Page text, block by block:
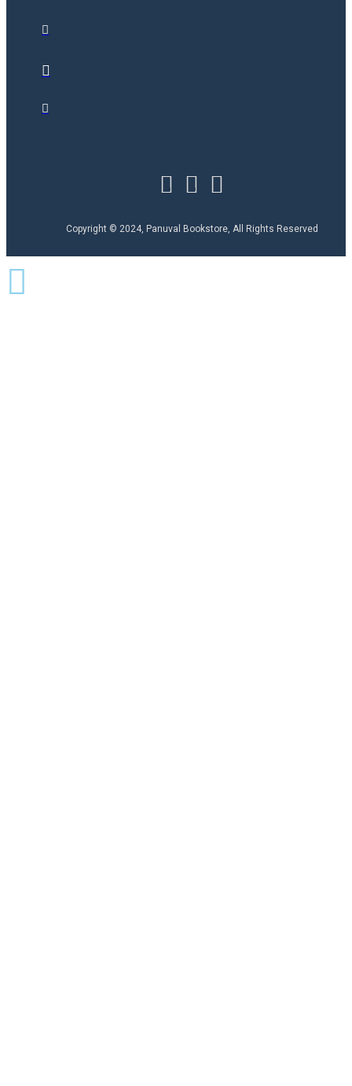
Copyright © 2024, Panuval Bookstore, All Rights Reserved